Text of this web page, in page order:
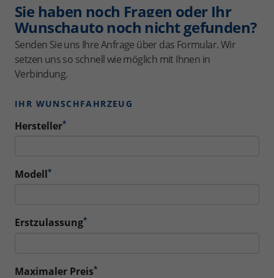
Sie haben noch Fragen oder Ihr
Wunschauto noch nicht gefunden?
Senden Sie uns Ihre Anfrage über das Formular. Wir
setzen uns so schnell wie möglich mit Ihnen in
Verbindung.
IHR WUNSCHFAHRZEUG
Hersteller*
Modell*
Erstzulassung*
Maximaler Preis*